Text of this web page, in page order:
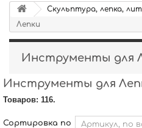
Скульптура, лепка,
Лепки
Инструменты для
Инструменты для
Товаров: 116.
Сортировка по